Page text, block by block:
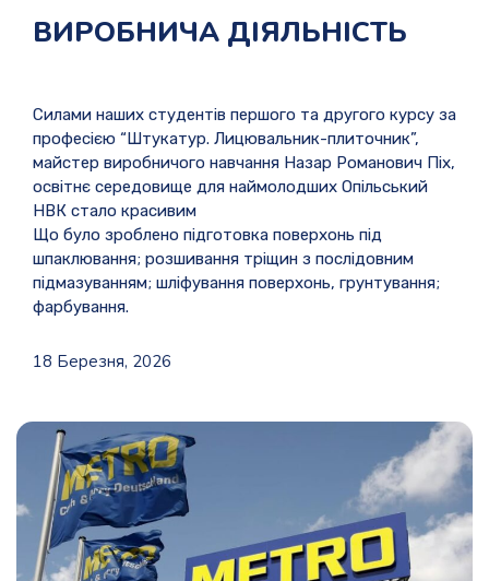
ВИРОБНИЧА ДІЯЛЬНІСТЬ
Силами наших студентів першого та другого курсу за
професією “Штукатур. Лицювальник-плиточник”,
майстер виробничого навчання Назар Романович Піх,
освітнє середовище для наймолодших Опільський
НВК стало красивим
Що було зроблено підготовка поверхонь під
шпаклювання; розшивання тріщин з послідовним
підмазуванням; шліфування поверхонь, грунтування;
фарбування.
18 Березня, 2026